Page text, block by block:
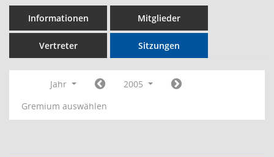
Informationen Mitglieder
Vertreter Sitzungen
Jahr
2005
Gremium auswählen